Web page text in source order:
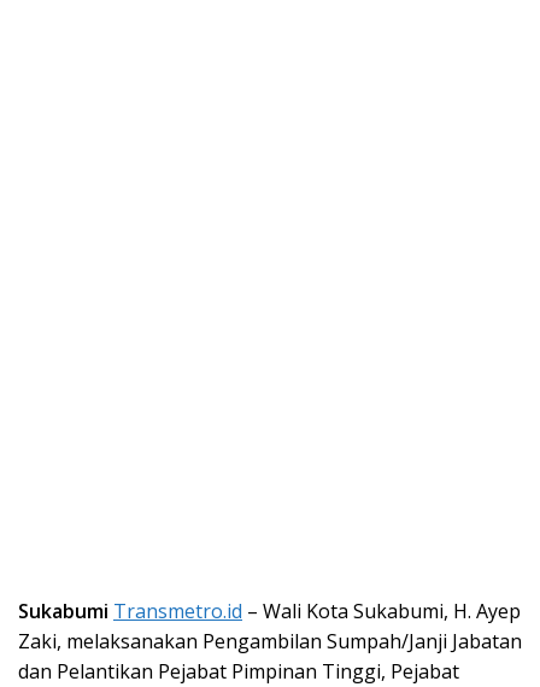
Sukabumi Transmetro.id – Wali Kota Sukabumi, H. Ayep
Zaki, melaksanakan Pengambilan Sumpah/Janji Jabatan
dan Pelantikan Pejabat Pimpinan Tinggi, Pejabat